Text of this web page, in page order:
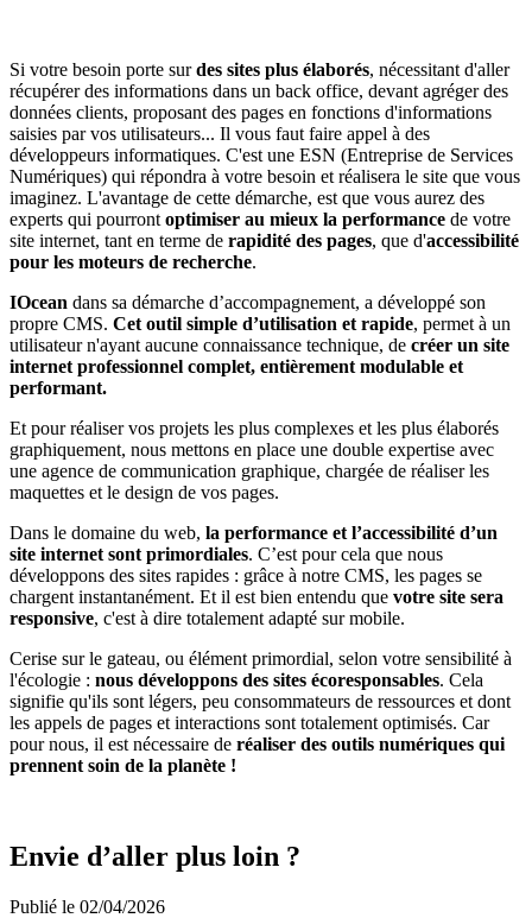
Si votre besoin porte surdes sites plus élaborés, nécessitant d'aller
récupérer des informations dans un back office, devant agréger des
données clients, proposant des pages en fonctions d'informations
saisies par vos utilisateurs... Il vous faut faire appel à des
développeurs informatiques. C'est une ESN (Entreprise de Services
Numériques) qui répondra à votre besoin et réalisera le site que vous
imaginez. L'avantage de cette démarche, est que vous aurez des
experts qui pourront optimiser au mieux la performance de votre
site internet, tant en terme de rapidité des pages, que d'accessibilité
pour les moteurs de recherche.
IOcean dans sa démarche d’accompagnement, a développé son
propre CMS. Cet outil simple d’utilisation et rapide, permet à un
utilisateur n'ayant aucune connaissance technique, de créer un site
internet professionnel complet, entièrement modulable et
performant.
Et pour réaliser vos projets les plus complexes et les plus élaborés
graphiquement, nous mettons en place une double expertise avec
une agence de communication graphique, chargée de réaliser les
maquettes et le design de vos pages.
Dans le domaine du web, la performance et l’accessibilité d’un
site internet sont primordiales. C’est pour cela que nous
développons des sites rapides : grâce à notre CMS, les pages se
chargent instantanément. Et il est bien entendu que votre site sera
responsive, c'est à dire totalement adapté sur mobile.
Cerise sur le gateau, ou élément primordial, selon votre sensibilité à
l'écologie : nous développons des sites écoresponsables. Cela
signifie qu'ils sont légers, peu consommateurs de ressources et dont
les appels de pages et interactions sont totalement optimisés. Car
pour nous, il est nécessaire de réaliser des outils numériques qui
prennent soin de la planète !
Envie d’aller plus loin ?
Publié le 02/04/2026